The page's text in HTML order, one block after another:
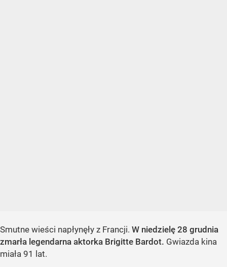
Smutne wieści napłynęły z Francji. W niedzielę 28 grudnia
zmarła legendarna aktorka Brigitte Bardot. Gwiazda kina
miała 91 lat.